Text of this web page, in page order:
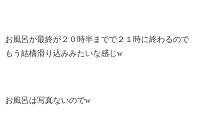
お風呂が最終が２０時半までで２１時に終わるので
もう結構滑り込みみたいな感じw
お風呂は写真ないのでw